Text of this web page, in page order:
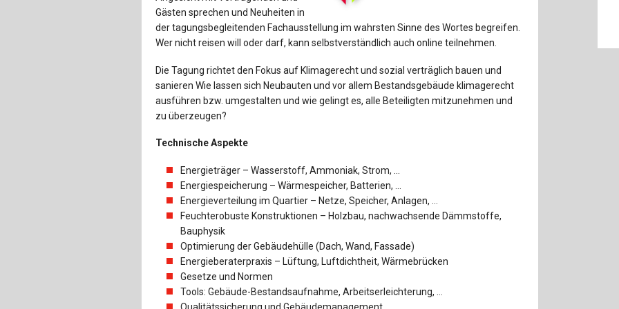
Betonbau
Brückenbau
Gästen sprechen und Neuheiten in
der tagungsbegleitenden Fachausstellung im wahrsten Sinne des Wortes begreifen.
Wer nicht reisen will oder darf, kann selbstverständlich auch online teilnehmen.
Die Tagung richtet den Fokus auf Klimagerecht und sozial verträglich bauen und
sanieren Wie lassen sich Neubauten und vor allem Bestandsgebäude klimagerecht
ausführen bzw. umgestalten und wie gelingt es, alle Beteiligten mitzunehmen und
zu überzeugen?
Technische Aspekte
Energieträger – Wasserstoff, Ammoniak, Strom, …
Energiespeicherung – Wärmespeicher, Batterien, …
Energieverteilung im Quartier – Netze, Speicher, Anlagen, …
Feuchterobuste Konstruktionen – Holzbau, nachwachsende Dämmstoffe,
Bauphysik
Optimierung der Gebäudehülle (Dach, Wand, Fassade)
Energieberaterpraxis – Lüftung, Luftdichtheit, Wärmebrücken
Gesetze und Normen
Tools: Gebäude-Bestandsaufnahme, Arbeitserleichterung, …
Qualitätssicherung und Gebäudemanagement